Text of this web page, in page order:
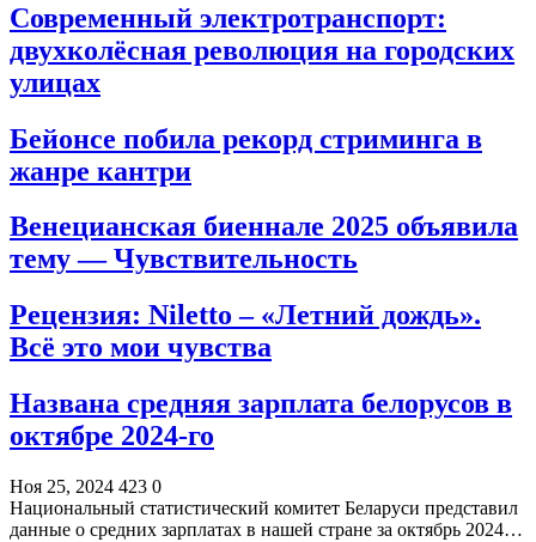
Современный электротранспорт:
двухколёсная революция на городских
улицах
Бейонсе побила рекорд стриминга в
жанре кантри
Венецианская биеннале 2025 объявила
тему — Чувствительность
Рецензия: Niletto – «Летний дождь».
Всё это мои чувства
Названа средняя зарплата белорусов в
октябре 2024-го
Ноя 25, 2024 423 0
Национальный статистический комитет Беларуси представил
данные о средних зарплатах в нашей стране за октябрь 2024…